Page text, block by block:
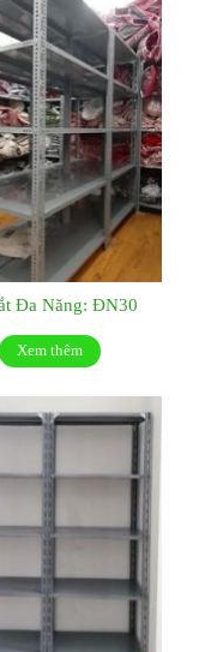
Đa Năng: ĐN30
Xem thêm